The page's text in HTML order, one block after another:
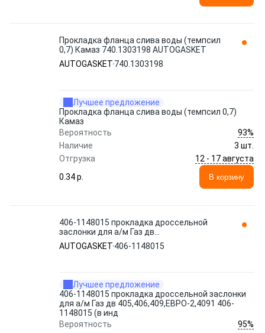
Прокладка фланца слива воды (темпсил
0,7) Камаз 740.1303198 AUTOGASKET
AUTOGASKET 740.1303198
Лучшее предложение
Прокладка фланца слива воды (темпсил 0,7)
Камаз
Вероятность
93%
Наличие
3 шт.
Отгрузка
12 - 17 августа
0.34 p.
В корзину
406-1148015 прокладка дроссельной
заслонки для а/м Газ дв
405,406,409,ЕВРО-2,4091 406-1148015 (в
инд AUTOGASKET
AUTOGASKET 406-1148015
Лучшее предложение
406-1148015 прокладка дроссельной заслонки
для а/м Газ дв 405,406,409,ЕВРО-2,4091 406-
1148015 (в инд
Вероятность
95%